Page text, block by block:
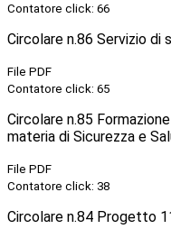
Contatore click: 66
Circolare n.86 Servizio
File PDF
Contatore click: 65
Circolare n.85
materia di Sicurezza e
File PDF
Contatore click: 38
Circolare n.84 Progetto